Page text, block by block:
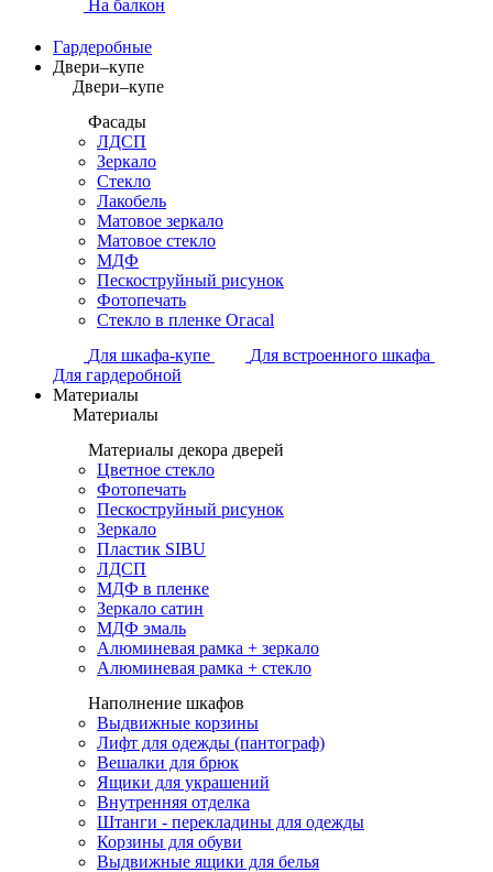
На балкон
Гардеробные
Двери–купе
Двери–купе
Фасады
ЛДСП
Зеркало
Стекло
Лакобель
Матовое зеркало
Матовое стекло
МДФ
Пескоструйный рисунок
Фотопечать
Стекло в пленке Огасаl
Для шкафа-купе
Для встроенного шкафа
Для гардеробной
Материалы
Материалы
Материалы декора дверей
Цветное стекло
Фотопечать
Пескоструйный рисунок
Зеркало
Пластик SIBU
ЛДСП
МДФ в пленке
Зеркало сатин
МДФ эмаль
Алюминевая рамка + зеркало
Алюминевая рамка + стекло
Наполнение шкафов
Выдвижные корзины
Лифт для одежды (пантограф)
Вешалки для брюк
Ящики для украшений
Внутренняя отделка
Штанги - перекладины для одежды
Корзины для обуви
Выдвижные ящики для белья